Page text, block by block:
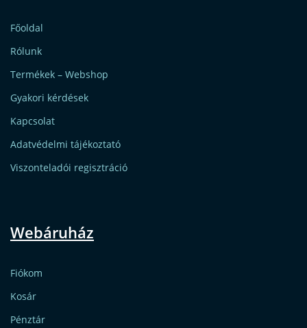
Főoldal
Rólunk
Termékek – Webshop
Gyakori kérdések
Kapcsolat
Adatvédelmi tájékoztató
Viszonteladói regisztráció
Webáruház
Fiókom
Kosár
Pénztár